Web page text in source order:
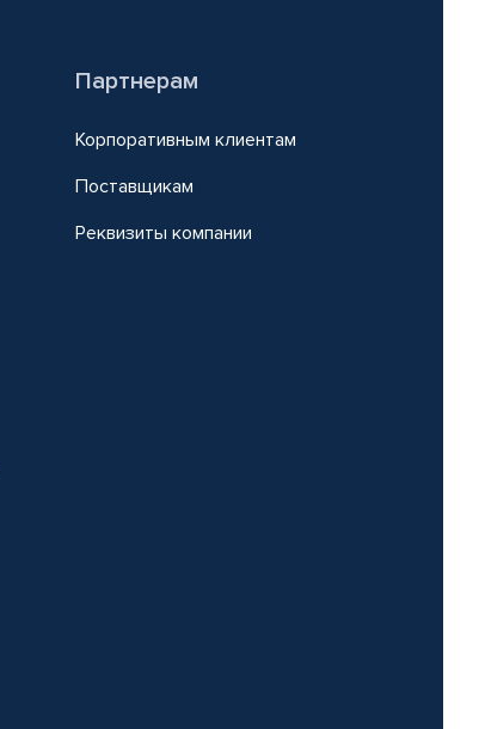
Партнерам
Корпоративным клиентам
Поставщикам
Реквизиты компании